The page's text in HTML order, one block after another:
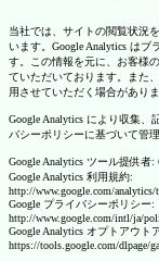
当社では、サイトの閲覧状況
います。Google Analytics は
す。この情報を元に、お客様
ていただいております。また
用させていただく場合がありま
Google Analytics により収集、
バシーポリシーに基づいて管
Google Analytics ツール提供者:
Google Analytics 利用規約:
http://www.google.com/
Google プライバシーポリシー:
http://www.google.com/intl/ja/
Google Analytics オプトアウト
https://tools.google.com/dlpage/